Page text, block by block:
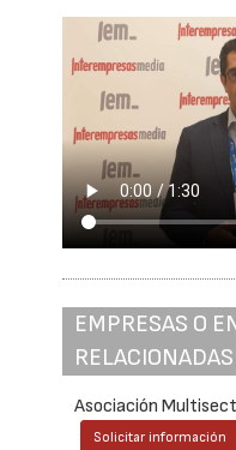
EMPRESAS O
RELACIONADAS
Asociación
Solicitar información